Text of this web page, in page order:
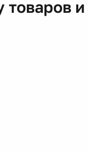
товаров и